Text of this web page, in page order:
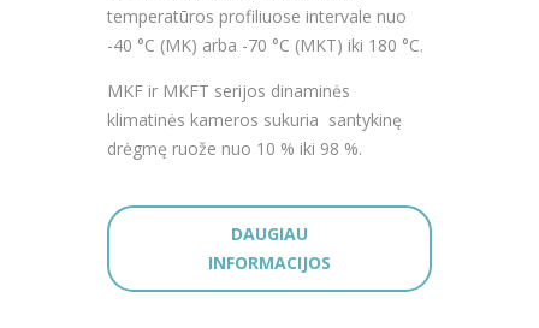
temperatūros profiliuose intervale nuo
-40 °C (MK) arba -70 °C (MKT) iki 180 °C.
MKF ir MKFT serijos dinaminės
klimatinės kameros sukuria santykinę
drėgmę ruože nuo 10 % iki 98 %.
DAUGIAU
INFORMACIJOS